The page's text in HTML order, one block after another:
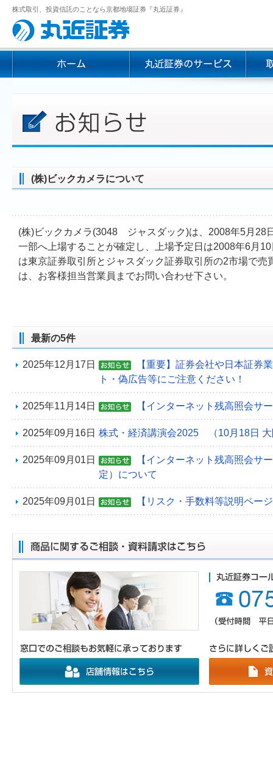
株式取引、投資信託のことなら京都地場証券『丸近証券』
(株)ビックカメラについて
(株)ビックカメラ(3048 ジャスダック)は、2008年5月28
一部へ上場することが確定し、上場予定日は2008年6月
は東京証券取引所とジャスダック証券取引所の2市場で売
は、お客様担当営業員までお問い合わせ下さい。
最新の5件
2025年12月17日
【重要】証券会社や日本証券
ト・偽広告等にご注意ください！
2025年11月14日 【インターネット残高照会サ
2025年09月16日 株式・経済講演会2025 （10月18日 大
2025年09月01日
【インターネット残高照会サ
定）について
2025年09月01日 【リスク・手数料等説明ペー